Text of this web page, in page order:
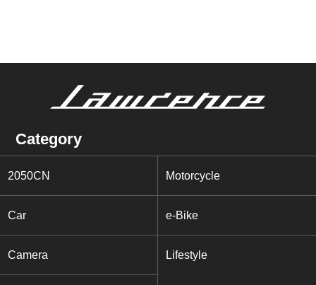
Category
2050CN Motorcycle
Car e-Bike
Camera Lifestyle